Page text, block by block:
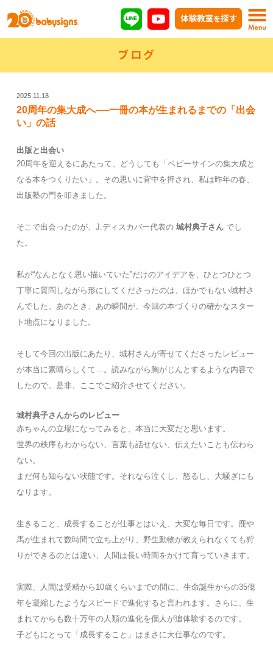
ブログ
2025.11.18
20周年の集大成へ──一冊の本が生まれるまでの「出会
い」の話
出版と出会い
20周年を迎えるにあたって、どうしても「ベビーサインの集大成と
なる本をつくりたい」。その思いに背中を押され、私は昨年の春、
出版塾の門を叩きました。
そこで出会ったのが、J.ディスカバー代表の 城村典子さん でし
た。
私が“なんとなく思い描いていた”だけのアイデアを、ひとつひとつ
丁寧に質問しながら形にしてくださったのは、ほかでもない城村さ
んでした。あのとき、あの瞬間が、今回の本づくりの確かなスター
ト地点になりました。
そして今回の出版にあたり、城村さんが寄せてくださったレビュー
が本当に素晴らしくて…。読みながら胸がじんとするような内容で
したので、是非、ここでご紹介させてください。
城村典子さんからのレビュー
赤ちゃんの立場になってみると、本当に大変だと思います。
世界の秩序もわからない、言葉も話せない、伝えたいことも伝わら
ない。
まだ何も知らない状態です。それなら泣くし、怒るし、大騒ぎにも
なります。
生きること、成長することが仕事とはいえ、大変な毎日です。鹿や
馬が生まれて数時間で立ち上がり、野生動物が教えられなくても狩
りができるのとは違い、人間は長い時間をかけて育っていきます。
実際、人間は受精から10歳くらいまでの間に、生命誕生からの35億
年を凝縮したようなスピードで進化すると言われます。さらに、生
まれてからも数十万年の人類の進化を個人が追体験するのです。
子どもにとって「成長すること」はまさに大仕事なのです。